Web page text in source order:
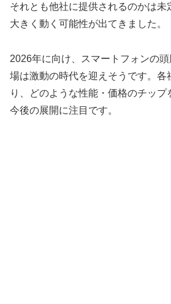
それとも他社に提供されるのかは未
大きく動く可能性が出てきました。
2026年に向け、スマートフォンの
場は激動の時代を迎えそうです。各
り、どのような性能・価格のチップ
今後の展開に注目です。